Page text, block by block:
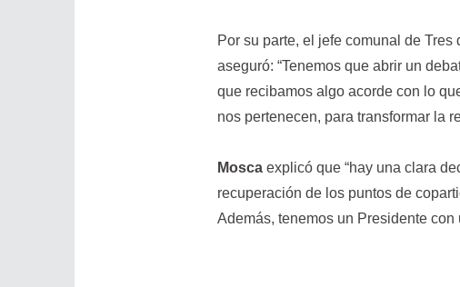
Por su parte, el jefe comunal de Tres
aseguró: “Tenemos que abrir un
que recibamos algo acorde con lo
nos pertenecen, para transformar la
Mosca explicó que “hay una clara
recuperación de los puntos de
Además, tenemos un Presidente